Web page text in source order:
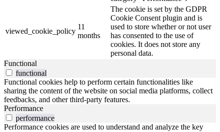
viewed_cookie_policy
11
months
The cookie is set by the GDPR
Cookie Consent plugin and is
used to store whether or not user
has consented to the use of
cookies. It does not store any
personal data.
Functional
functional
Functional cookies help to perform certain functionalities like
sharing the content of the website on social media platforms, collect
feedbacks, and other third-party features.
Performance
performance
Performance cookies are used to understand and analyze the key